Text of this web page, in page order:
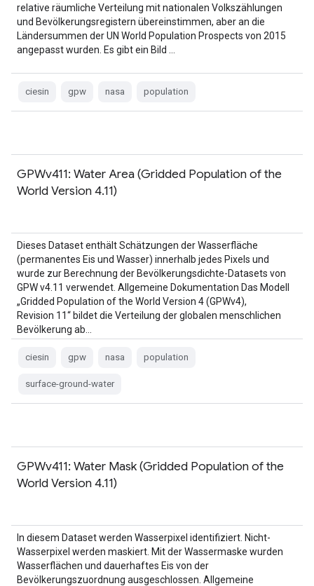
relative räumliche Verteilung mit nationalen Volkszählungen
und Bevölkerungsregistern übereinstimmen, aber an die
Ländersummen der UN World Population Prospects von 2015
angepasst wurden. Es gibt ein Bild …
ciesin gpw nasa population
GPWv411: Water Area (Gridded Population of the
World Version 4.11)
Dieses Dataset enthält Schätzungen der Wasserfläche
(permanentes Eis und Wasser) innerhalb jedes Pixels und
wurde zur Berechnung der Bevölkerungsdichte-Datasets von
GPW v4.11 verwendet. Allgemeine Dokumentation Das Modell
„Gridded Population of the World Version 4 (GPWv4),
Revision 11“ bildet die Verteilung der globalen menschlichen
Bevölkerung ab…
ciesin gpw nasa population
surface-ground-water
GPWv411: Water Mask (Gridded Population of the
World Version 4.11)
In diesem Dataset werden Wasserpixel identifiziert. Nicht-
Wasserpixel werden maskiert. Mit der Wassermaske wurden
Wasserflächen und dauerhaftes Eis von der
Bevölkerungszuordnung ausgeschlossen. Allgemeine